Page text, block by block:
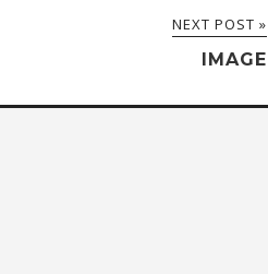
NEXT POST »
IMAGE